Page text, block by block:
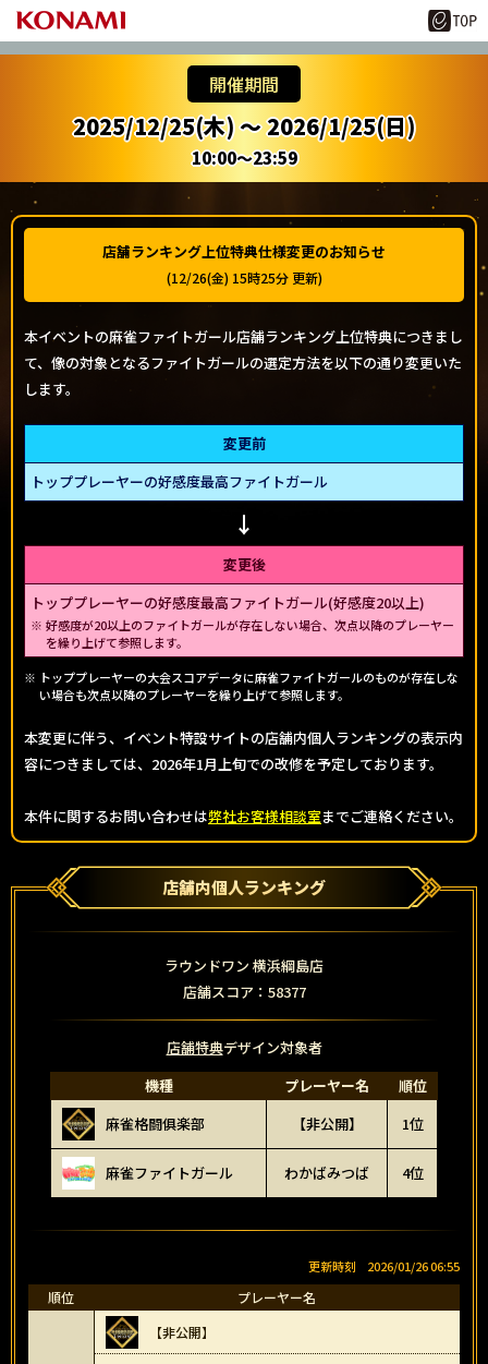
開催期間
2025/12/25(木) ～ 2026/1/25(日)
10:00～23:59
店舗ランキング上位特典仕様変更のお知らせ
(12/26(金) 15時25分 更新)
本イベントの麻雀ファイトガール店舗ランキング上位特典につきまし
て、像の対象となるファイトガールの選定方法を以下の通り変更いた
します。
変更前
トッププレーヤーの好感度最高ファイトガール
変更後
トッププレーヤーの好感度最高ファイトガール(好感度20以上)
好感度が20以上のファイトガールが存在しない場合、次点以降のプレーヤー
を繰り上げて参照します。
トッププレーヤーの大会スコアデータに麻雀ファイトガールのものが存在しな
い場合も次点以降のプレーヤーを繰り上げて参照します。
本変更に伴う、イベント特設サイトの店舗内個人ランキングの表示内
容につきましては、2026年1月上旬での改修を予定しております。
本件に関するお問い合わせは弊社お客様相談室までご連絡ください。
店舗内個人ランキング
ラウンドワン 横浜綱島店
店舗スコア：58377
店舗特典デザイン対象者
機種
プレーヤー名
順位
麻雀格闘俱楽部
【非公開】 1位
麻雀ファイトガール わかばみつば 4位
2026/01/26 06:55
順位 プレーヤー名
【非公開】